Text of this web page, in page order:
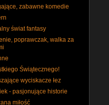
zabawne komedie
świat fantasy
poprawczak, walka za
Świątecznego!
wyciskacze łez
- pasjonujące historie
miłość